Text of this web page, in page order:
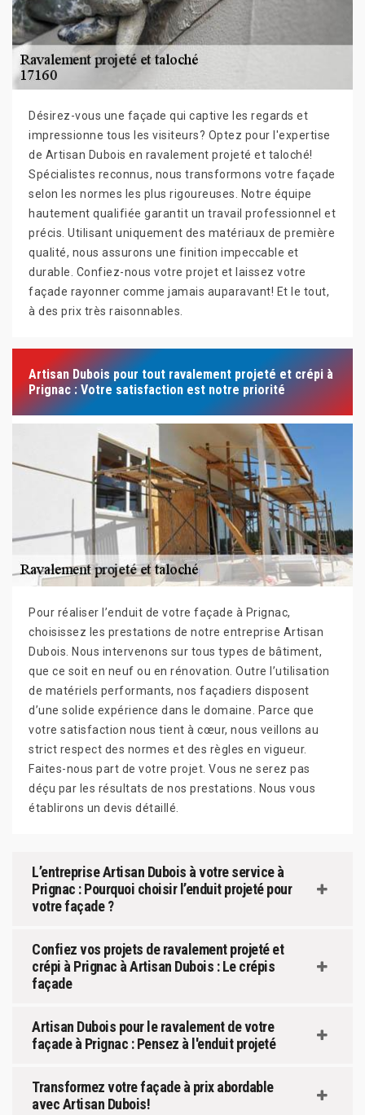
Désirez-vous une façade qui captive les regards et
impressionne tous les visiteurs? Optez pour l'expertise
de Artisan Dubois en ravalement projeté et taloché!
Spécialistes reconnus, nous transformons votre façade
selon les normes les plus rigoureuses. Notre équipe
hautement qualifiée garantit un travail professionnel et
précis. Utilisant uniquement des matériaux de première
qualité, nous assurons une finition impeccable et
durable. Confiez-nous votre projet et laissez votre
façade rayonner comme jamais auparavant! Et le tout,
à des prix très raisonnables.
Artisan Dubois pour tout ravalement projeté et crépi à
Prignac : Votre satisfaction est notre priorité
Pour réaliser l’enduit de votre façade à Prignac,
choisissez les prestations de notre entreprise Artisan
Dubois. Nous intervenons sur tous types de bâtiment,
que ce soit en neuf ou en rénovation. Outre l’utilisation
de matériels performants, nos façadiers disposent
d’une solide expérience dans le domaine. Parce que
votre satisfaction nous tient à cœur, nous veillons au
strict respect des normes et des règles en vigueur.
Faites-nous part de votre projet. Vous ne serez pas
déçu par les résultats de nos prestations. Nous vous
établirons un devis détaillé.
L’entreprise Artisan Dubois à votre service à
Prignac : Pourquoi choisir l’enduit projeté pour
votre façade ?
Confiez vos projets de ravalement projeté et
crépi à Prignac à Artisan Dubois : Le crépis
façade
Artisan Dubois pour le ravalement de votre
façade à Prignac : Pensez à l'enduit projeté
Transformez votre façade à prix abordable
avec Artisan Dubois!